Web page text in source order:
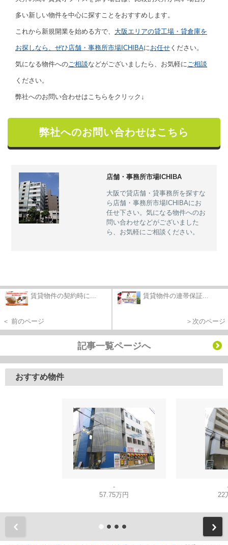
多い新しい物件を中心に探すことをおすすめします。
これから新規開業を始める方で、 大阪エリアの貸工場・貸倉庫を
お探しなら、ぜひ店舗・事務所市場ICHIBAに お任せ ください。
気になる物件への ご相談などがございましたら、お気軽に ご相談
ください。
弊社へのお問い合わせはこちらをクリック↓
弊社へのお問い合わせはこちら
店舗・事務所市場ICHIBA
大阪で貸店舗・貸事務所を探すな
ら店舗・事務所市場ICHIBAにお
任せ下さい。気になる物件へのお
問い合わせなどがございました
ら、お気軽にご相談ください。
賃貸物件の契約時に...
＜ 前のページ
賃貸物件の連帯保証...
＞次のページ
記事一覧ページへ
おすすめ物件
-
57.75万円
22